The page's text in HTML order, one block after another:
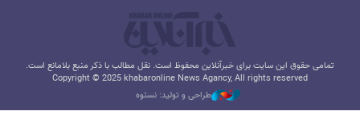
تمامی حقوق این سایت برای خبرآنلاین محفوظ است. نقل مطالب با ذکر منبع بلامانع است.
Copyright © 2025 khabaronline News Agancy, All rights reserved
طراحی و تولید: نستوه